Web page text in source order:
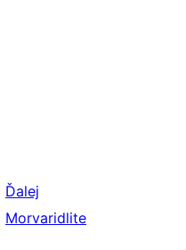
Ďalej
Morvaridlite